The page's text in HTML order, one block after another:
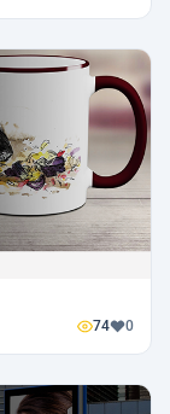
74 0